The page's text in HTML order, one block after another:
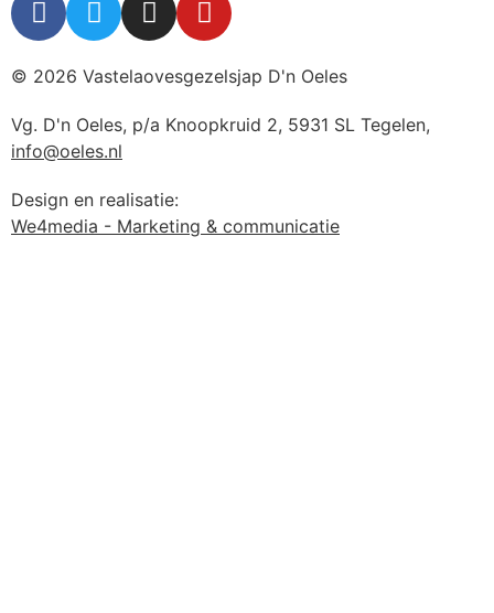
© 2026 Vastelaovesgezelsjap D'n Oeles
Vg. D'n Oeles, p/a Knoopkruid 2, 5931 SL Tegelen,
info@oeles.nl
Design en realisatie:
We4media - Marketing & communicatie